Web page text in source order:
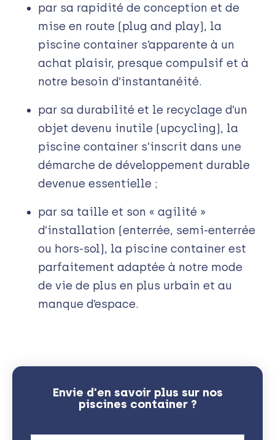
par sa rapidité de conception et de
mise en route (plug and play), la
piscine container s’apparente à un
achat plaisir, presque compulsif et à
notre besoin d’instantanéité.
par sa durabilité et le recyclage d’un
objet devenu inutile (upcycling), la
piscine container s’inscrit dans une
démarche de développement durable
devenue essentielle ;
par sa taille et son « agilité »
d’installation (enterrée, semi-enterrée
ou hors-sol), la piscine container est
parfaitement adaptée à notre mode
de vie de plus en plus urbain et au
manque d’espace.
Envie d'en savoir plus sur nos
piscines container ?